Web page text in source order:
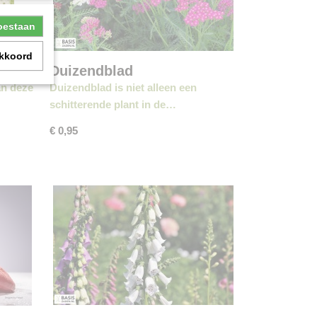
deze
Duizendblad
Duizendblad is niet alleen een
schitterende plant in de…
€ 0,95